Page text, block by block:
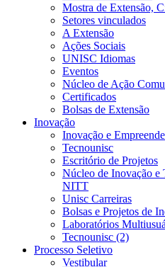
Mostra de Extensão,
Setores vinculados
A Extensão
Ações Sociais
UNISC Idiomas
Eventos
Núcleo de Ação
Certificados
Bolsas de Extensão
Inovação
Inovação e
Tecnounisc
Escritório de Projetos
Núcleo de Inovação e
NITT
Unisc Carreiras
Bolsas e Projetos de
Laboratórios
Tecnounisc (2)
Processo Seletivo
Vestibular